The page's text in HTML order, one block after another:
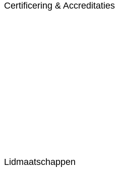
Certificering & Accreditaties
Lidmaatschappen